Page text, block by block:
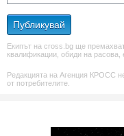
Публикувай
Екипът на cross.bg ще
квалификации, обиди на расова,
Редакцията на Агенция КРОСС
от потребителите.